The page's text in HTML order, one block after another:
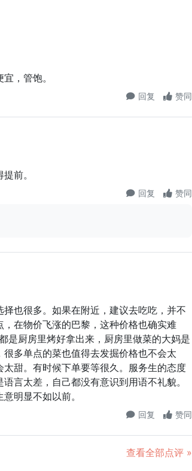
，管饱。
回复 赞同
前。
回复 赞同
也很多。如果在附近，建议去吃吃，并不
在物价飞涨的巴黎，这种价格也确实难
是厨房里烤好拿出来，厨房里做菜的大妈是
多单点的菜也值得去发掘价格也不会太
甜。有时候下单要等很久。服务生的态度
言太差，自己都没有意识到用语不礼貌。
明显不如以前。
回复 赞同
查看全部点评 »